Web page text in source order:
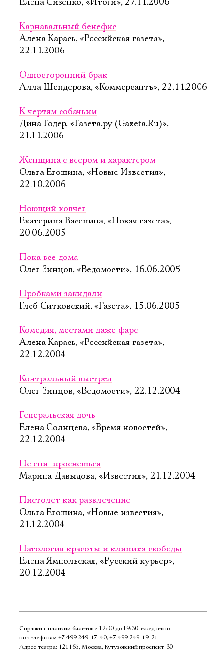
Елена Сизенко, «Итоги», 27.11.2006
Карнавальный бенефис
Алена Карась, «Российская газета»,
22.11.2006
Односторонний брак
Алла Шендерова, «Коммерсантъ», 22.11.2006
К чертям собачьим
Дина Годер, «Газета.ру (Gazeta.Ru)»,
21.11.2006
Женщина с веером и характером
Ольга Егошина, «Новые Известия»,
22.10.2006
Ноющий ковчег
Екатерина Васенина, «Новая газета»,
20.06.2005
Пока все дома
Олег Зинцов, «Ведомости», 16.06.2005
Пробками закидали
Глеб Ситковский, «Газета», 15.06.2005
Комедия, местами даже фарс
Алена Карась, «Российская газета»,
22.12.2004
Контрольный выстрел
Олег Зинцов, «Ведомости», 22.12.2004
Генеральская дочь
Елена Солнцева, «Время новостей»,
22.12.2004
Не спи  проснешься
Марина Давыдова, «Известия», 21.12.2004
Пистолет как развлечение
Ольга Егошина, «Новые известия»,
21.12.2004
Патология красоты и клиника свободы
Елена Ямпольская, «Русский курьер»,
20.12.2004
Справки о наличии билетов с 12:00 до 19:30, ежедневно,
по телефонам +7 499 249‑17‑40, +7 499 249‑19‑21
Адрес театра: 121165, Москва, Кутузовский проспект, 30